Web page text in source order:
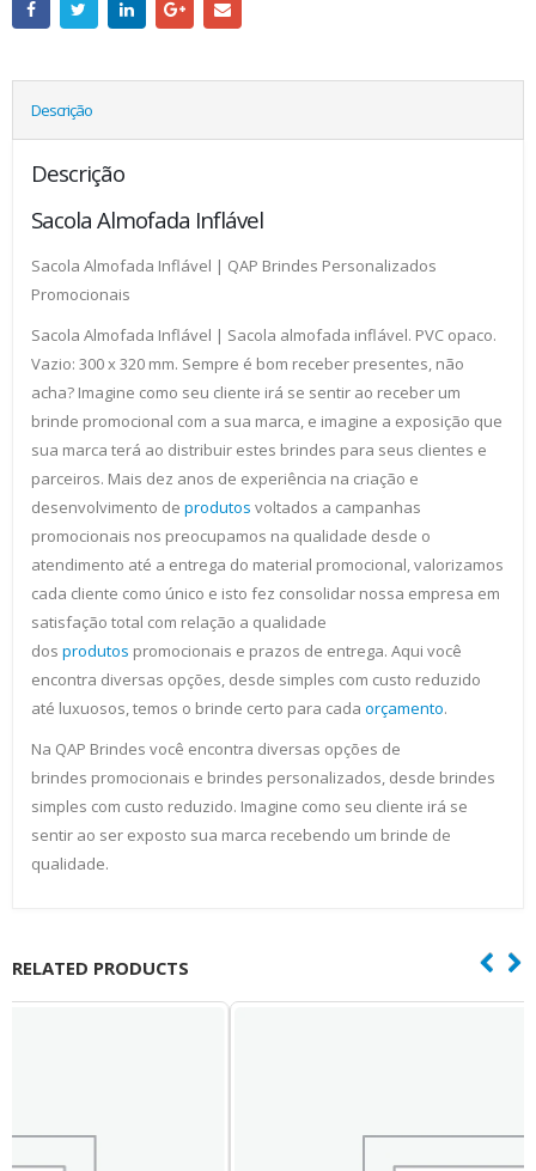
Descrição
Descrição
Sacola Almofada Inflável
Sacola Almofada Inflável | QAP Brindes Personalizados
Promocionais
Sacola Almofada Inflável | Sacola almofada inflável. PVC opaco.
Vazio: 300 x 320 mm. Sempre é bom receber presentes, não
acha? Imagine como seu cliente irá se sentir ao receber um
brinde promocional com a sua marca, e imagine a exposição que
sua marca terá ao distribuir estes brindes para seus clientes e
parceiros. Mais dez anos de experiência na criação e
desenvolvimento de produtos voltados a campanhas
promocionais nos preocupamos na qualidade desde o
atendimento até a entrega do material promocional, valorizamos
cada cliente como único e isto fez consolidar nossa empresa em
satisfação total com relação a qualidade
dos produtos promocionais e prazos de entrega. Aqui você
encontra diversas opções, desde simples com custo reduzido
até luxuosos, temos o brinde certo para cada orçamento.
Na QAP Brindes você encontra diversas opções de
brindes promocionais e brindes personalizados, desde brindes
simples com custo reduzido. Imagine como seu cliente irá se
sentir ao ser exposto sua marca recebendo um brinde de
qualidade.
RELATED PRODUCTS